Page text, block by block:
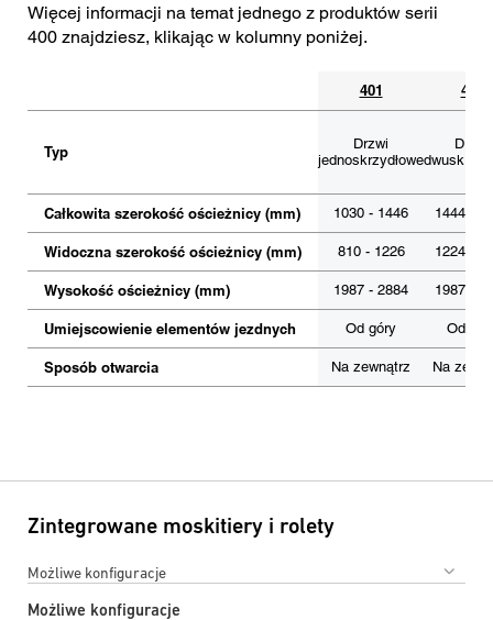
Więcej informacji na temat jednego z produktów serii
400 znajdziesz, klikając w kolumny poniżej.
401 403
Typ
Drzwi
jednoskrzydłowe
Drzwi
Całkowita szerokość ościeżnicy (mm) 1030 - 1446 1444 -
Widoczna szerokość ościeżnicy (mm) 810 - 1226 1224 -
Wysokość ościeżnicy (mm) 1987 - 2884 1987 -
Umiejscowienie elementów jezdnych Od góry Od
Sposób otwarcia Na zewnątrz Na
Zintegrowane moskitiery i rolety
Możliwe konfiguracje
Możliwe konfiguracje